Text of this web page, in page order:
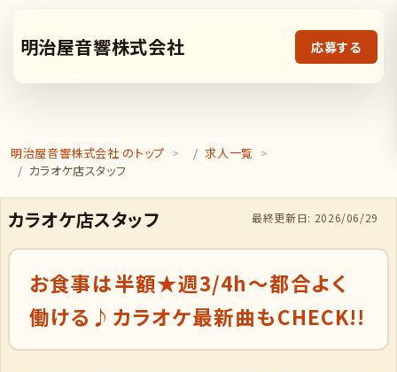
明治屋音響株式会社 応募する
明治屋音響株式会社 のトップ
求人一覧
カラオケ店スタッフ
最終更新日: 2026/06/29
カラオケ店スタッフ
お食事は半額★週3/4h〜都合よく
働ける♪カラオケ最新曲もCHECK!!